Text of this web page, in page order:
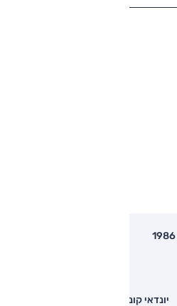
יונדאי קונה